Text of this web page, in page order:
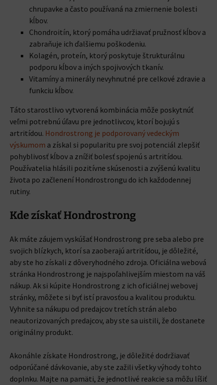
chrupavke a často používaná na zmiernenie bolesti
kĺbov.
Chondroitín, ktorý pomáha udržiavať pružnosť kĺbov a
zabraňuje ich ďalšiemu poškodeniu.
Kolagén, proteín, ktorý poskytuje štrukturálnu
podporu kĺbov a iných spojivových tkanív.
Vitamíny a minerály nevyhnutné pre celkové zdravie a
funkciu kĺbov.
Táto starostlivo vytvorená kombinácia môže poskytnúť
veľmi potrebnú úľavu pre jednotlivcov, ktorí bojujú s
artritídou. Hondrostrong je podporovaný vedeckým
výskumom a získal si popularitu pre svoj potenciál zlepšiť
pohyblivosť kĺbov a znížiť bolesť spojenú s artritídou.
Používatelia hlásili pozitívne skúsenosti a zvýšenú kvalitu
života po začlenení Hondrostrongu do ich každodennej
rutiny.
Kde získať Hondrostrong
Ak máte záujem vyskúšať Hondrostrong pre seba alebo pre
svojich blízkych, ktorí sa zaoberajú artritídou, je dôležité,
aby ste ho získali z dôveryhodného zdroja. Oficiálna webová
stránka Hondrostrong je najspoľahlivejším miestom na váš
nákup. Ak si kúpite Hondrostrong z ich oficiálnej webovej
stránky, môžete si byť istí pravosťou a kvalitou produktu.
Vyhnite sa nákupu od predajcov tretích strán alebo
neautorizovaných predajcov, aby ste sa uistili, že dostanete
originálny produkt.
Akonáhle získate Hondrostrong, je dôležité dodržiavať
odporúčané dávkovanie, aby ste zažili všetky výhody tohto
doplnku. Majte na pamäti, že jednotlivé reakcie sa môžu líšiť